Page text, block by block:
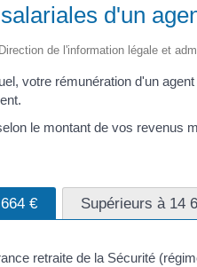
d'un
de l'information légale et
votre rémunération d'un
le montant de vos revenus
€ Supérieurs à 14
retraite de la Sécurité